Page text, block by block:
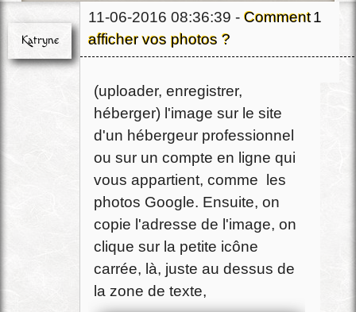
1
Katryne
11-06-2016 08:36:39 - Comment
afficher vos photos ?
(uploader, enregistrer,
héberger) l'image sur le site
d'un hébergeur professionnel
ou sur un compte en ligne qui
vous appartient, comme les
photos Google. Ensuite, on
copie l'adresse de l'image, on
clique sur la petite icône
carrée, là, juste au dessus de
la zone de texte,